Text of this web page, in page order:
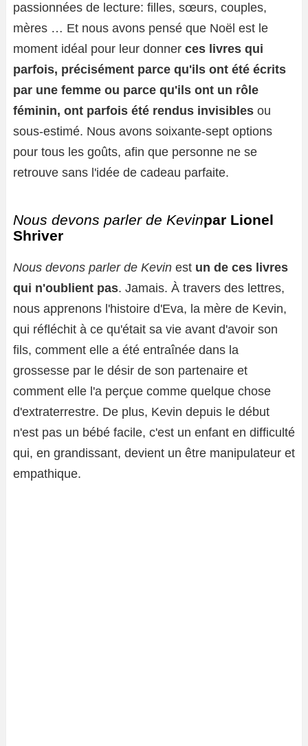
passionnées de lecture: filles, sœurs, couples,
mères … Et nous avons pensé que Noël est le
moment idéal pour leur donner ces livres qui
parfois, précisément parce qu'ils ont été écrits
par une femme ou parce qu'ils ont un rôle
féminin, ont parfois été rendus invisibles ou
sous-estimé. Nous avons soixante-sept options
pour tous les goûts, afin que personne ne se
retrouve sans l'idée de cadeau parfaite.
Nous devons parler de Kevinpar Lionel
Shriver
Nous devons parler de Kevin est un de ces livres
qui n'oublient pas. Jamais. À travers des lettres,
nous apprenons l'histoire d'Eva, la mère de Kevin,
qui réfléchit à ce qu'était sa vie avant d'avoir son
fils, comment elle a été entraînée dans la
grossesse par le désir de son partenaire et
comment elle l'a perçue comme quelque chose
d'extraterrestre. De plus, Kevin depuis le début
n'est pas un bébé facile, c'est un enfant en difficulté
qui, en grandissant, devient un être manipulateur et
empathique.